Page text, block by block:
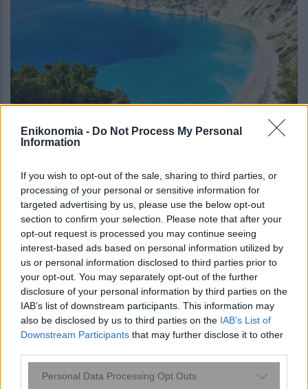
Enikonomia - Do Not Process My Personal
Information
If you wish to opt-out of the sale, sharing to third parties, or
processing of your personal or sensitive information for
targeted advertising by us, please use the below opt-out
section to confirm your selection. Please note that after your
opt-out request is processed you may continue seeing
interest-based ads based on personal information utilized by
us or personal information disclosed to third parties prior to
your opt-out. You may separately opt-out of the further
disclosure of your personal information by third parties on the
IAB’s list of downstream participants. This information may
also be disclosed by us to third parties on the IAB’s List of
Downstream Participants that may further disclose it to other
Please note that this website/app uses one or more Google
Personal Data Processing Opt Outs
οργανωμένες παραλίες
22:01, 31 Μαΐου 2017 || Επικαιρότητα